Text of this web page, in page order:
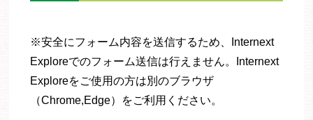
※安全にフォーム内容を送信するため、Internext
Exploreでのフォーム送信は行えません。Internext
Exploreをご使用の方は別のブラウザ
（Chrome,Edge）をご利用ください。